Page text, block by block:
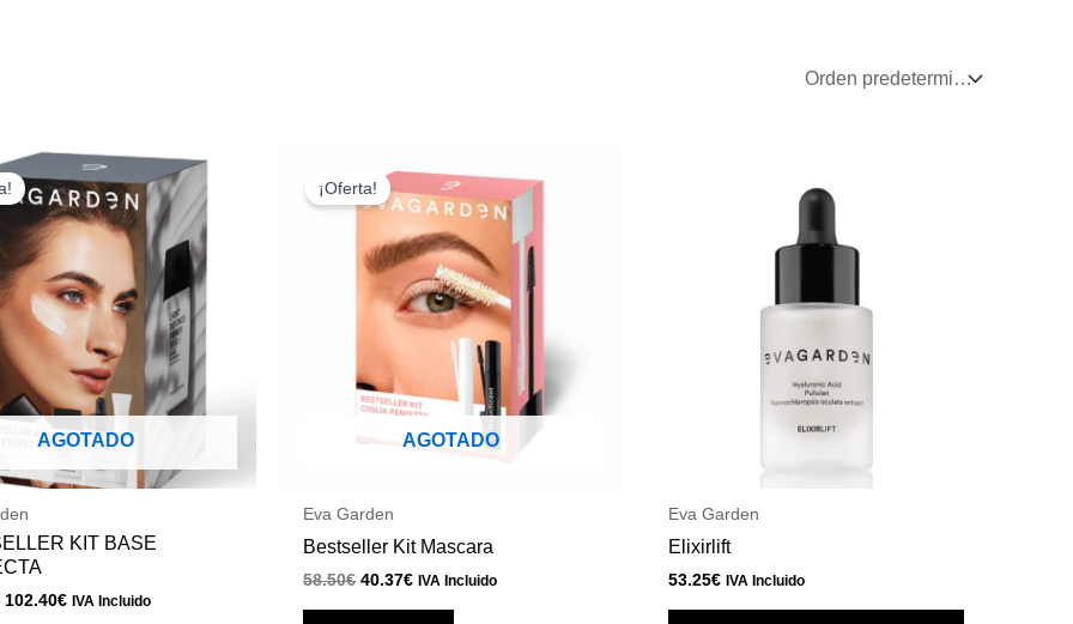
AGOTADO
KIT BASE
El
precio
original
era:
140.25€.
102.40€
El
precio
actual
es:
102.40€.
IVA Incluido
AGOTADO
¡Oferta!
Eva Garden
Bestseller Kit Mascara
58.50€
precio
original
58.50€.
40.37€
precio
actual
es:
40.37€.
IVA Incluido
Eva Garden
Elixirlift
53.25€ IVA Incluido